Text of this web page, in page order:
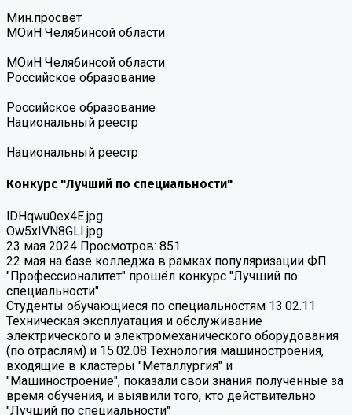
Мин.просвет
МОиН Челябинсой области
МОиН Челябинсой области
Российское образование
Российское образование
Национальный реестр
Национальный реестр
Конкурс "Лучший по специальности"
lDHqwu0ex4E.jpg
Ow5xIVN8GLI.jpg
23 мая 2024 Просмотров: 851
22 мая на базе колледжа в рамках популяризации ФП
"Профессионалитет" прошёл конкурс "Лучший по
специальности"
Студенты обучающиеся по специальностям 13.02.11
Техническая эксплуатация и обслуживание
электрического и электромеханического оборудования
(по отраслям) и 15.02.08 Технология машиностроения,
входящие в кластеры "Металлургия" и
"Машиностроение", показали свои знания полученные за
время обучения, и выявили того, кто действительно
"Лучший по специальности"